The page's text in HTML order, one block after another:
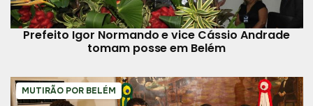
Prefeito Igor Normando e vice Cássio Andrade
tomam posse em Belém
MUTIRÃO POR BELÉM